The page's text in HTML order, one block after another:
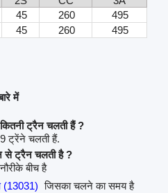
45 260
495
45 260 495
में
ट्रैन चलती हैं ?
ट्रेंने चलती हैं.
ट्रैन चलती है ?
बीच है
(13031) जिसका चलने का समय है